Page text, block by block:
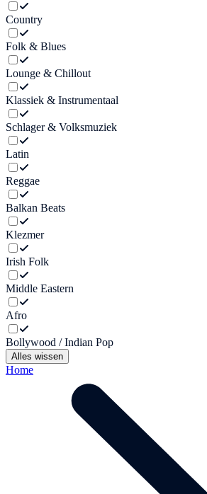
Country
Folk & Blues
Lounge & Chillout
Klassiek & Instrumentaal
Schlager & Volksmuziek
Latin
Reggae
Balkan Beats
Klezmer
Irish Folk
Middle Eastern
Afro
Bollywood / Indian Pop
Alles wissen
Home